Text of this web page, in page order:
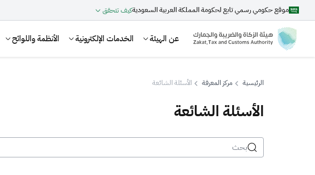
موقع حكومي رسمي تابع لحكومة المملكة العربية السعوديةكيف تتحقق
عن الهيئة الخدمات الإلكترونية الأنظمة واللوائح
بحث
الرئيسية مركز المعرفة الأسئلة الشائعة
الأسئلة الشائعة